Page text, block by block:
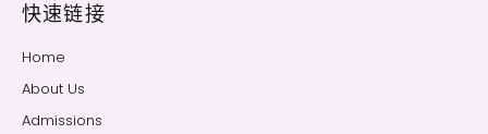
快速链接
Home
About Us
Admissions